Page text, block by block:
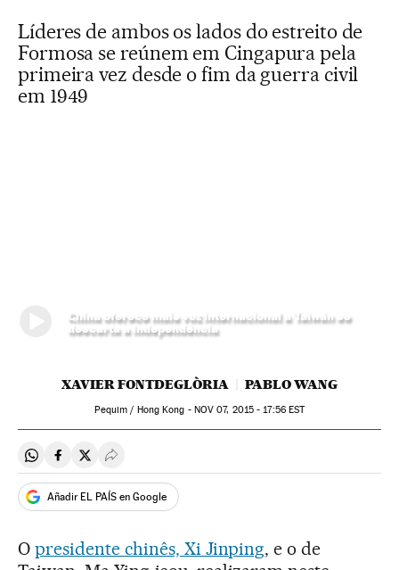
Líderes de ambos os lados do estreito de
Formosa se reúnem em Cingapura pela
primeira vez desde o fim da guerra civil
em 1949
China oferece mais voz internacional a Taiwán se
descarta a independência
XAVIER FONTDEGLÒRIA PABLO WANG
Pequim / Hong Kong - NOV 07, 2015 - 17:56EST
Compartir en Whatsapp
Compartir en Facebook
Compartir en Twitter
Desplegar Redes Sociales
Añadir EL PAÍS en Google
O presidente chinês, Xi Jinping, e o de